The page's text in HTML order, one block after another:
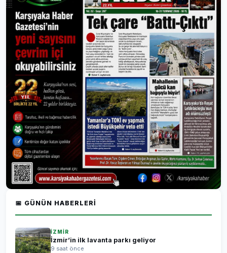
📅 GÜNÜN HABERLERI
İZMİR
İzmir’in ilk lavanta parkı geliyor
9 saat önce